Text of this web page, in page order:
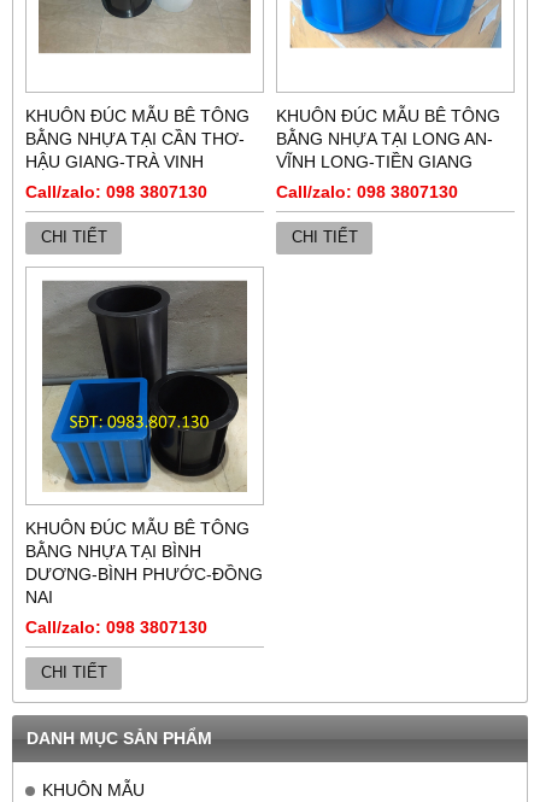
DANH MỤC SẢN PHẨM
KHUÔN MẪU
KHUÔN ĐÚC MẪU BÊ TÔNG
BẰNG NHỰA TẠI CẦN THƠ-
HẬU GIANG-TRÀ VINH
Call/zalo: 098 3807130
CHI TIẾT
KHUÔN ĐÚC MẪU BÊ TÔNG
BẰNG NHỰA TẠI LONG AN-
VĨNH LONG-TIỀN GIANG
Call/zalo: 098 3807130
CHI TIẾT
KHUÔN ĐÚC MẪU BÊ TÔNG
BẰNG NHỰA TẠI BÌNH
DƯƠNG-BÌNH PHƯỚC-ĐỒNG
NAI
Call/zalo: 098 3807130
CHI TIẾT